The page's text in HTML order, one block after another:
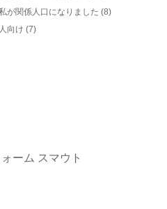
が関係人口になりました (8)
向け (7)
ーム スマウト